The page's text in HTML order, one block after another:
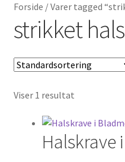
Rettelser
Forside /Varer tagged
strikket
Viser 1 resultat
Halskrave